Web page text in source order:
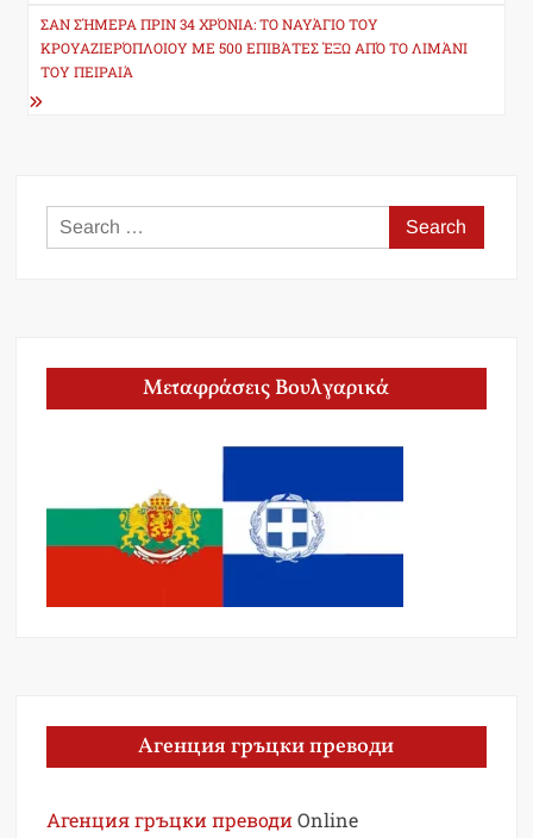
ΣΑΝ ΣΉΜΕΡΑ ΠΡΙΝ 34 ΧΡΌΝΙΑ: ΤΟ ΝΑΥΆΓΙΟ ΤΟΥ
ΚΡΟΥΑΖΙΕΡΌΠΛΟΙΟΥ ΜΕ 500 ΕΠΙΒΆΤΕΣ ΈΞΩ ΑΠΌ ΤΟ ΛΙΜΆΝΙ
ΤΟΥ ΠΕΙΡΑΙΆ
Search
for:
Μεταφράσεις Βουλγαρικά
Агенция гръцки преводи
Агенция гръцки преводи Online